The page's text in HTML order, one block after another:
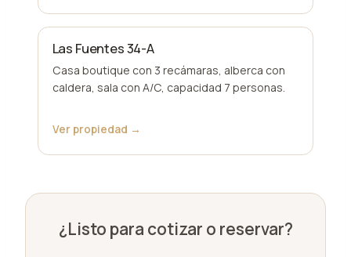
Las Fuentes 34-A
Casa boutique con 3 recámaras, alberca con
caldera, sala con A/C, capacidad 7 personas.
Ver propiedad →
¿Listo para cotizar o reservar?